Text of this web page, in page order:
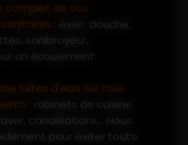
: évier, douche,
sanibroyeur,
un écoulement
: robinets de cuisine,
canalisations… Nous
pour éviter toute